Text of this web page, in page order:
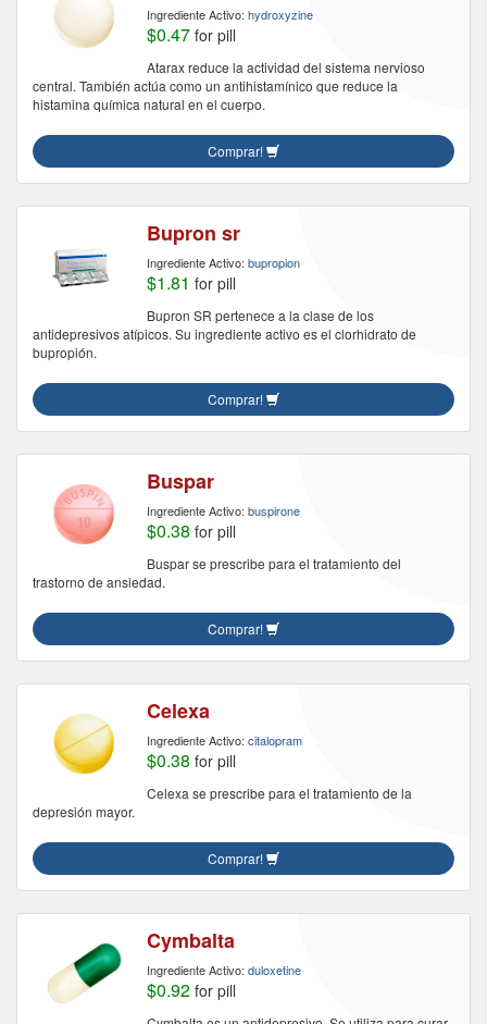
Ingrediente Activo: hydroxyzine
$0.47 for pill
Atarax reduce la actividad del sistema nervioso
central. También actúa como un antihistamínico que reduce la
histamina química natural en el cuerpo.
Comprar!
Bupron sr
Ingrediente Activo: bupropion
$1.81 for pill
Bupron SR pertenece a la clase de los
antidepresivos atípicos. Su ingrediente activo es el clorhidrato de
bupropión.
Comprar!
Buspar
Ingrediente Activo: buspirone
$0.38 for pill
Buspar se prescribe para el tratamiento del
trastorno de ansiedad.
Comprar!
Celexa
Ingrediente Activo: citalopram
$0.38 for pill
Celexa se prescribe para el tratamiento de la
depresión mayor.
Comprar!
Cymbalta
Ingrediente Activo: duloxetine
$0.92 for pill